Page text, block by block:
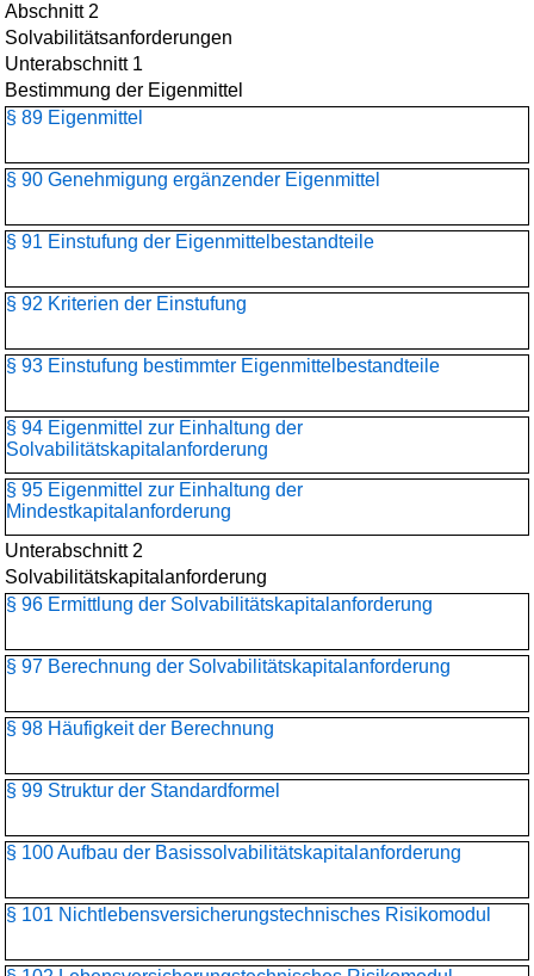
Abschnitt 2
Solvabilitätsanforderungen
Unterabschnitt 1
Bestimmung der Eigenmittel
§ 89 Eigenmittel
§ 90 Genehmigung ergänzender Eigenmittel
§ 91 Einstufung der Eigenmittelbestandteile
§ 92 Kriterien der Einstufung
§ 93 Einstufung bestimmter Eigenmittelbestandteile
§ 94 Eigenmittel zur Einhaltung der
Solvabilitätskapitalanforderung
§ 95 Eigenmittel zur Einhaltung der
Mindestkapitalanforderung
Unterabschnitt 2
Solvabilitätskapitalanforderung
§ 96 Ermittlung der Solvabilitätskapitalanforderung
§ 97 Berechnung der Solvabilitätskapitalanforderung
§ 98 Häufigkeit der Berechnung
§ 99 Struktur der Standardformel
§ 100 Aufbau der Basissolvabilitätskapital­anforderung
§ 101 Nichtlebensversicherungs­technisches Risikomodul